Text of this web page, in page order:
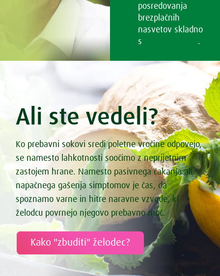
posredovanja
brezplačnih
nasvetov skladno
s
.
Ali ste vedeli?
Ko prebavni sokovi sredi poletne vročine odpovejo,
se namesto lahkotnosti soočimo z neprijetnim
zastojem hrane. Namesto pasivnega čakanja ali
napačnega gašenja simptomov je čas, da
spoznamo varne in hitre naravne vzvode, ki
želodcu povrnejo njegovo prebavno moč.
Kako "zbuditi" želodec?